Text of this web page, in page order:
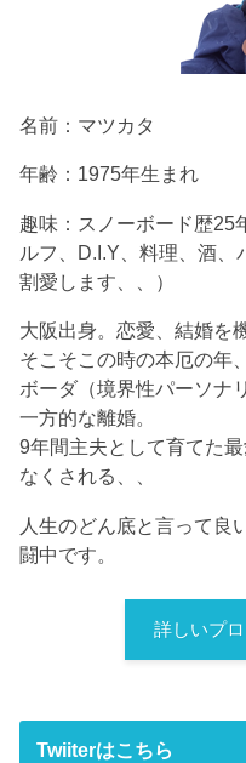
名前：マツカタ
年齢：1975年生まれ
趣味：スノーボード歴25
ルフ、D.I.Y、料理、酒、
割愛します、、）
大阪出身。恋愛、結婚を
そこそこの時の本厄の年、
ボーダ（境界性パーソナ
一方的な離婚。
9年間主夫として育てた
なくされる、、
人生のどん底と言って良
闘中です。
詳しいプ
Twiiterはこちら